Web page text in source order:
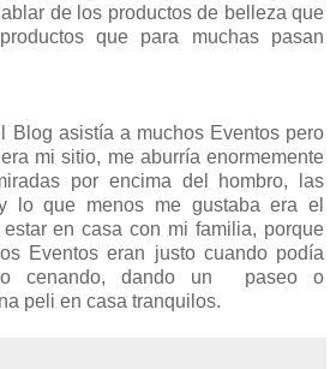
de los productos de belleza que
que para muchas pasan
Blog asistía a muchos Eventos pero
mi sitio, me aburría enormemente
por encima del hombro, las
lo que menos me gustaba era el
en casa con mi familia, porque
Eventos eran justo cuando podía
cenando, dando un paseo o
peli en casa tranquilos.